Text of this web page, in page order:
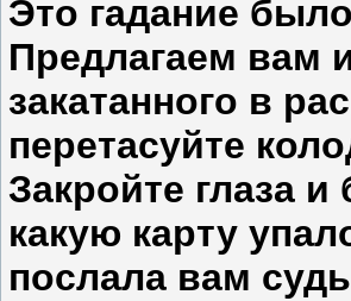
Это гадание
Предлагаем вам
закатанного в
перетасуйте
Закройте глаза и
какую карту
послала вам